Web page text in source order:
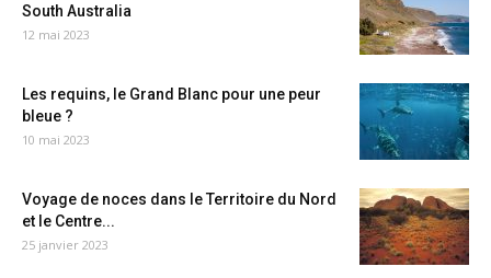
South Australia
12 mai 2023
Les requins, le Grand Blanc pour une peur
bleue ?
10 mai 2023
Voyage de noces dans le Territoire du Nord
et le Centre...
25 janvier 2023